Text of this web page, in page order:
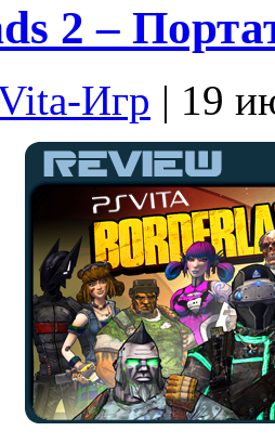
2 –
Игр | 19